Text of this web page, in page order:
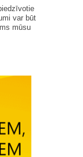
var būt
mūsu